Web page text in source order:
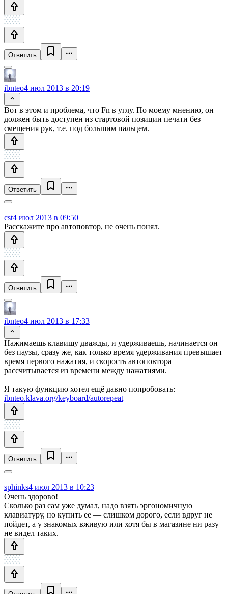
Ответить
ibnteo4 июл 2013 в 20:19
Вот в этом и проблема, что Fn в углу. По моему мнению, он
должен быть доступен из стартовой позиции печати без
смещения рук, т.е. под большим пальцем.
Ответить
cst4 июл 2013 в 09:50
Расскажите про автоповтор, не очень понял.
Ответить
ibnteo4 июл 2013 в 17:33
Нажимаешь клавишу дважды, и удерживаешь, начинается он
без паузы, сразу же, как только время удерживания превышает
время первого нажатия, и скорость автоповтора
рассчитывается из времени между нажатиями.
Я такую функцию хотел ещё давно попробовать:
ibnteo.klava.org/keyboard/autorepeat
Ответить
sphinks4 июл 2013 в 10:23
Очень здорово!
Сколько раз сам уже думал, надо взять эргономичную
клавиатуру, но купить ее — слишком дорого, если вдруг не
пойдет, а у знакомых вживую или хотя бы в магазине ни разу
не видел таких.